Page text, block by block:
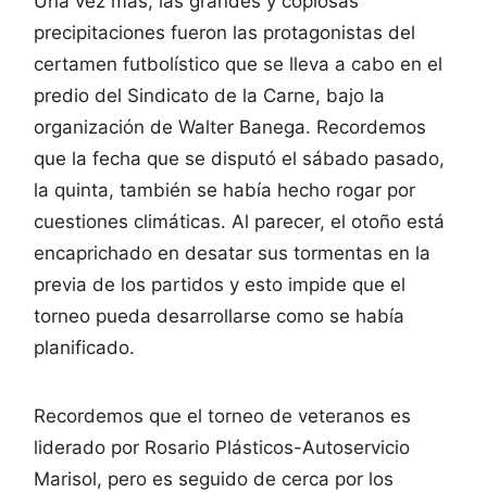
precipitaciones fueron las protagonistas del
certamen futbolístico que se lleva a cabo en el
predio del Sindicato de la Carne, bajo la
organización de Walter Banega. Recordemos
que la fecha que se disputó el sábado pasado,
la quinta, también se había hecho rogar por
cuestiones climáticas. Al parecer, el otoño está
encaprichado en desatar sus tormentas en la
previa de los partidos y esto impide que el
torneo pueda desarrollarse como se había
planificado.
Recordemos que el torneo de veteranos es
liderado por Rosario Plásticos-Autoservicio
Marisol, pero es seguido de cerca por los